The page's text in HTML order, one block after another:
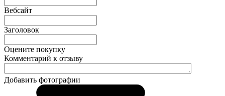
Вебсайт
Заголовок
Оцените покупку
Комментарий к отзыву
Добавить фотографии